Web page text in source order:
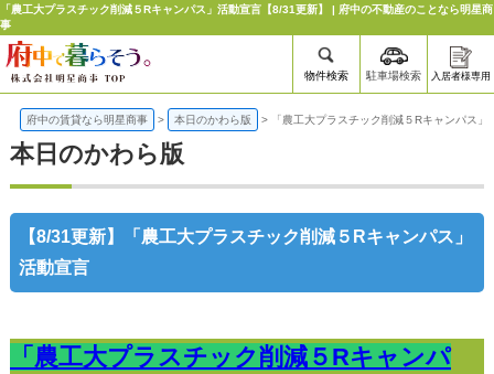
「農工大プラスチック削減５Rキャンパス」活動宣言【8/31更新】 | 府中の不動産のことなら明星商
事
物件検索 駐車場検索 入居者様専用
府中の賃貸なら明星商事 > 本日のかわら版 > 「農工大プラスチック削減５Rキャンパス」
本日のかわら版
【8/31更新】「農工大プラスチック削減５Rキャンパス」
活動宣言
「農工大プラスチック削減５Rキャンパ